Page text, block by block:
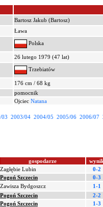
Bartosz Jakub (Bartosz)
Ława
Polska
26 lutego 1979 (47 lat)
Trzebiatów
176 cm / 68 kg
pomocnik
Ojciec Natana
03 2003/04 2004/05 2005/06 2006/07
gospodarze
Zagłębie Lubin 0-2
Pogoń Szczecin 0-3
Zawisza Bydgoszcz 1-1
Pogoń Szczecin 2-2
Pogoń Szczecin 1-3